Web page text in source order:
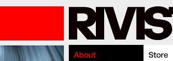
About Store